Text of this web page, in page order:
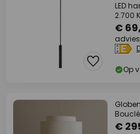
LED
2.700 K
€
Op
€